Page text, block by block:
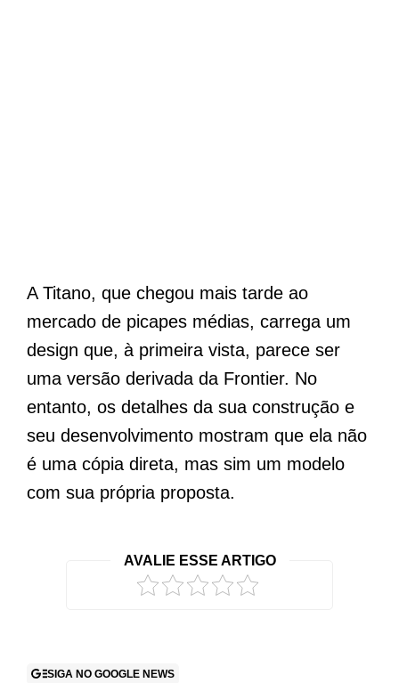
A Titano, que chegou mais tarde ao
mercado de picapes médias, carrega um
design que, à primeira vista, parece ser
uma versão derivada da Frontier. No
entanto, os detalhes da sua construção e
seu desenvolvimento mostram que ela não
é uma cópia direta, mas sim um modelo
com sua própria proposta.
AVALIE ESSE ARTIGO
SIGA NO GOOGLE NEWS